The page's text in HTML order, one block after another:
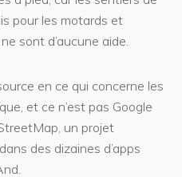
pour les motards et
sont d’aucune aide.
en ce qui concerne les
et ce n’est pas Google
un projet
des dizaines d’apps